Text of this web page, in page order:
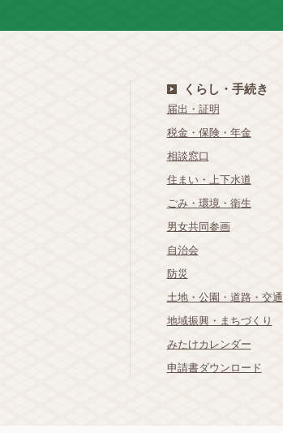
くらし・手続き
届出・証明
税金・保険・年金
相談窓口
住まい・上下水道
ごみ・環境・衛生
男女共同参画
自治会
防災
土地・公園・道路・交通
地域振興・まちづくり
みたけカレンダー
申請書ダウンロード